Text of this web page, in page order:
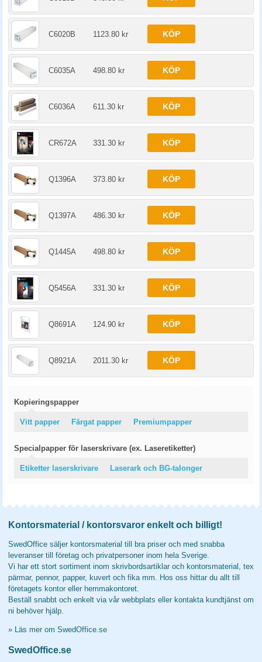
C6020B 1123.80 kr KÖP
C6035A 498.80 kr KÖP
C6036A 611.30 kr KÖP
CR672A 331.30 kr KÖP
Q1396A 373.80 kr KÖP
Q1397A 486.30 kr KÖP
Q1445A 498.80 kr KÖP
Q5456A 331.30 kr KÖP
Q8691A 124.90 kr KÖP
Q8921A 2011.30 kr KÖP
Kopieringspapper
Vitt papper Färgat papper Premiumpapper
Specialpapper för laserskrivare (ex. Laseretiketter)
Etiketter laserskrivare Laserark och BG-talonger
Kontorsmaterial / kontorsvaror enkelt och billigt!
SwedOffice säljer kontorsmaterial till bra priser och med snabba
leveranser till företag och privatpersoner inom hela Sverige.
Vi har ett stort sortiment inom skrivbordsartiklar och kontorsmaterial, tex
pärmar, pennor, papper, kuvert och fika mm. Hos oss hittar du allt till
företagets kontor eller hemmakontoret.
Beställ snabbt och enkelt via vår webbplats eller kontakta kundtjänst om
ni behöver hjälp.
» Läs mer om SwedOffice.se
SwedOffice.se